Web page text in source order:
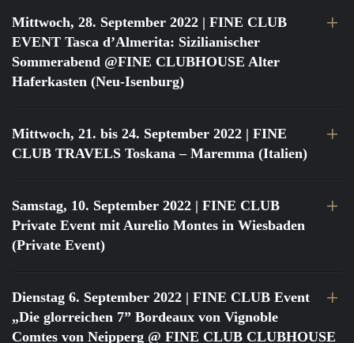
Mittwoch, 28. September 2022 | FINE CLUB
EVENT Tasca d’Almerita: Sizilianischer
Sommerabend @FINE CLUBHOUSE Alter
Haferkasten (Neu-Isenburg)
Mittwoch, 21. bis 24. September 2022 | FINE
CLUB TRAVELS Toskana – Maremma (Italien)
Samstag, 10. September 2022 | FINE CLUB
Private Event mit Aurelio Montes in Wiesbaden
(Private Event)
Dienstag 6. September 2022 | FINE CLUB Event
„Die glorreichen 7” Bordeaux von Vignoble
Comtes von Neipperg @ FINE CLUB CLUBHOUSE